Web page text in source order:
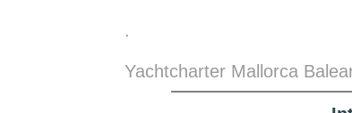
.
Yachtcharter Mallorca